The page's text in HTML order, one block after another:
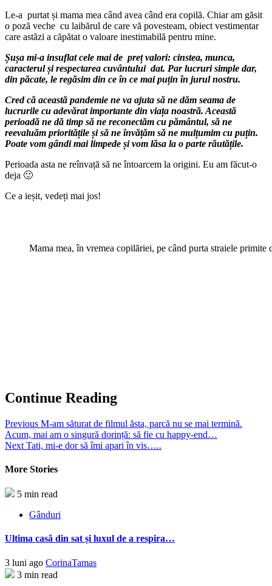
Le-a purtat și mama mea când avea când era copilă. Chiar am găsit
o poză veche cu laibărul de care vă povesteam, obiect vestimentar
care astăzi a căpătat o valoare inestimabilă pentru mine.
Șușa mi-a insuflat cele mai de preț valori: cinstea, munca,
caracterul și respectarea cuvântului dat. Par lucruri simple dar,
din păcate, le regăsim din ce în ce mai puțin în jurul nostru.
Cred că această pandemie ne va ajuta să ne dăm seama de
lucrurile cu adevărat importante din viața noastră. Această
perioadă ne dă timp să ne reconectăm cu pământul, să ne
reevaluăm prioritățile și să ne învățăm să ne mulțumim cu puțin.
Poate vom gândi mai limpede și vom lăsa la o parte răutățile.
Perioada asta ne reînvață să ne întoarcem la origini. Eu am făcut-o
deja 🙂
Ce a ieșit, vedeți mai jos!
Mama mea, în vremea copilăriei, pe când purta straiele primite
Continue Reading
Previous M-am săturat de filmul ăsta, parcă nu se mai termină.
Acum, mai am o singură dorință: să fie cu happy-end…
Next Tati, mi-e dor să îmi apari în vis…..
More Stories
5 min read
Gânduri
Ultima casă din sat și luxul de a respira…
3 luni ago CorinaTamas
3 min read